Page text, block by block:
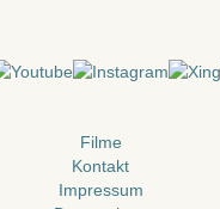
Filme
Kontakt
Impressum